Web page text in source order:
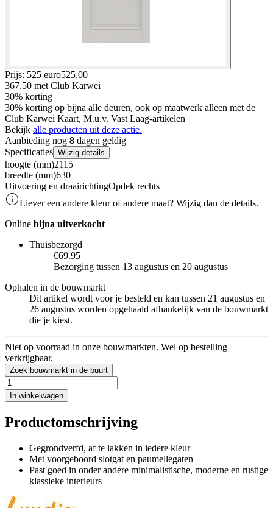
Prijs: 525 euro525.00
367.50 met Club Karwei
30% korting
30% korting op bijna alle deuren, ook op maatwerk alleen met de
Club Karwei Kaart, M.u.v. Vast Laag-artikelen
Bekijk alle producten uit deze actie.
Aanbieding nog 8 dagen geldig
Specificaties Wijzig details
hoogte (mm)2115
breedte (mm)630
Uitvoering en draairichtingOpdek rechts
Liever een andere kleur of andere maat? Wijzig dan de details.
Online bijna uitverkocht
Thuisbezorgd
€69.95
Bezorging tussen 13 augustus en 20 augustus
Ophalen in de bouwmarkt
Dit artikel wordt voor je besteld en kan tussen 21 augustus en
26 augustus worden opgehaald afhankelijk van de bouwmarkt
die je kiest.
Niet op voorraad in onze bouwmarkten. Wel op bestelling
verkrijgbaar.
Zoek bouwmarkt in de buurt
In winkelwagen
Productomschrijving
Gegrondverfd, af te lakken in iedere kleur
Met voorgeboord slotgat en paumellegaten
Past goed in onder andere minimalistische, moderne en rustige
klassieke interieurs